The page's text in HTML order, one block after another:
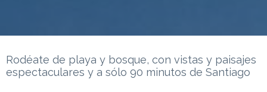
Rodéate de playa y bosque, con vistas y paisajes
espectaculares y a sólo 90 minutos de Santiago